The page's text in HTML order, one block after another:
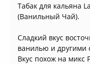
Табак для кальяна
(Ванильный Чай).
Сладкий вкус
ванилью и другими
Вкус похож на микс